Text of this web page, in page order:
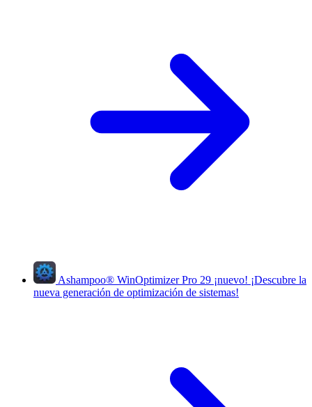
Ashampoo® WinOptimizer Pro 29 ¡nuevo! ¡Descubre la
nueva generación de optimización de sistemas!